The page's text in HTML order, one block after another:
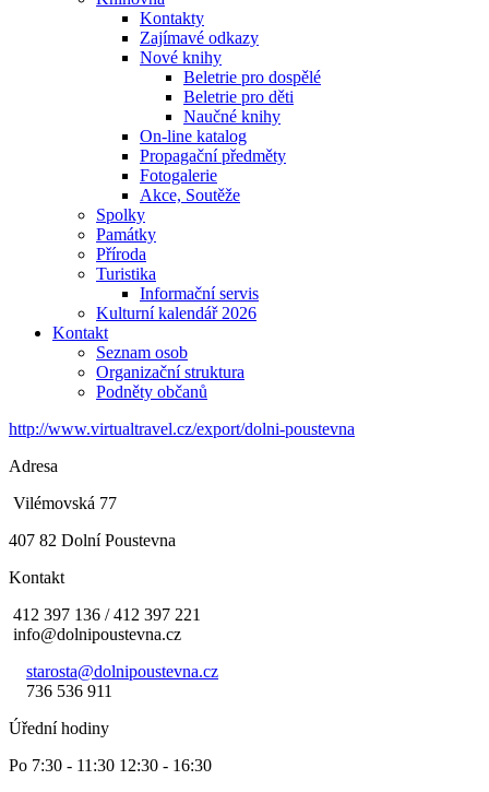
Kontakty
Zajímavé odkazy
Nové knihy
Beletrie pro dospělé
Beletrie pro děti
Naučné knihy
On-line katalog
Propagační předměty
Fotogalerie
Akce, Soutěže
Spolky
Památky
Příroda
Turistika
Informační servis
Kulturní kalendář 2026
Kontakt
Seznam osob
Organizační struktura
Podněty občanů
http://www.virtualtravel.cz/export/dolni-poustevna
Adresa
Vilémovská 77
407 82 Dolní Poustevna
Kontakt
412 397 136 / 412 397 221
info@dolnipoustevna.cz
starosta@dolnipoustevna.cz
736 536 911
Úřední hodiny
Po 7:30 - 11:30 12:30 - 16:30